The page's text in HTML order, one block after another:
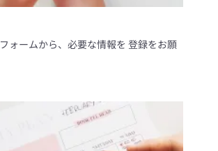
ォームから、必要な情報を 登録をお願